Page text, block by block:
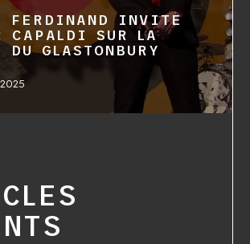
FERDINAND INVITE
CAPALDI SUR LA
DU GLASTONBURY